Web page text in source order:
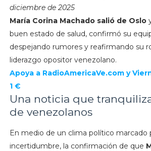
diciembre de 2025
María Corina Machado salió de Oslo
buen estado de salud, confirmó su
despejando rumores y reafirmando su
liderazgo opositor venezolano.
Apoya a RadioAmericaVe.com y
1 €
Una noticia que
de venezolanos
En medio de un clima político marcado
incertidumbre, la confirmación de que